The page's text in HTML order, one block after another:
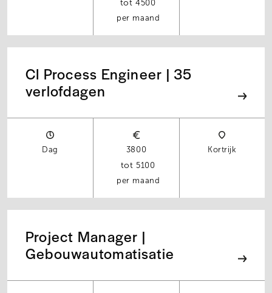
4500
per maand
CI Process Engineer | 35
verlofdagen
Dag
3800
5100
per maand
Kortrijk
Project Manager |
Gebouwautomatisatie